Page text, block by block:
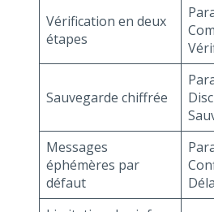
Vérification en deux
étapes
Sauvegarde chiffrée
Messages
éphémères par
défaut